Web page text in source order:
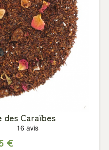
des Caraïbes
€